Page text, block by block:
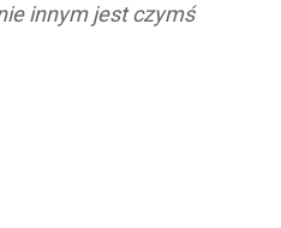
innym jest czymś